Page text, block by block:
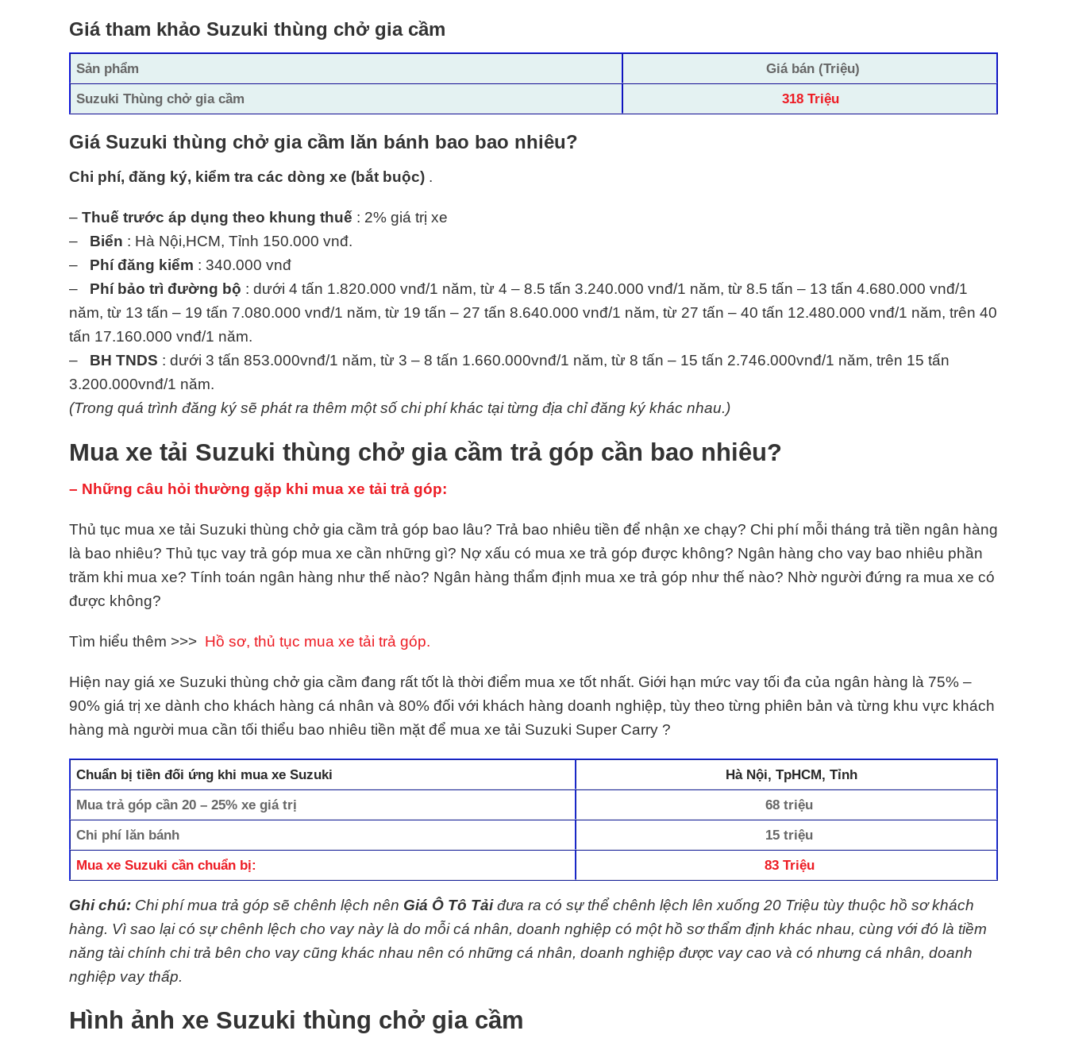
Giá tham khảo Suzuki thùng chở gia cầm
Sản phẩm
Giá bán (Triệu)
Suzuki Thùng chở gia cầm
318 Triệu
Giá Suzuki thùng chở gia cầm lăn bánh bao bao nhiêu?
Chi phí, đăng ký, kiểm tra các dòng xe (bắt buộc) .
– Thuế trước áp dụng theo khung thuế : 2% giá trị xe
– Biển : Hà Nội,HCM, Tỉnh 150.000 vnđ.
– Phí đăng kiểm : 340.000 vnđ
– Phí bảo trì đường bộ : dưới 4 tấn 1.820.000 vnđ/1 năm, từ 4 – 8.5 tấn 3.240.000 vnđ/1 năm, từ 8.5 tấn – 13 tấn 4.680.000 vnđ/1
năm, từ 13 tấn – 19 tấn 7.080.000 vnđ/1 năm, từ 19 tấn – 27 tấn 8.640.000 vnđ/1 năm, từ 27 tấn – 40 tấn 12.480.000 vnđ/1 năm, trên 40
tấn 17.160.000 vnđ/1 năm.
– BH TNDS : dưới 3 tấn 853.000vnđ/1 năm, từ 3 – 8 tấn 1.660.000vnđ/1 năm, từ 8 tấn – 15 tấn 2.746.000vnđ/1 năm, trên 15 tấn
3.200.000vnđ/1 năm.
(Trong quá trình đăng ký sẽ phát ra thêm một số chi phí khác tại từng địa chỉ đăng ký khác nhau.)
Mua xe tải Suzuki thùng chở gia cầm trả góp cần bao nhiêu?
– Những câu hỏi thường gặp khi mua xe tải trả góp:
Thủ tục mua xe tải Suzuki thùng chở gia cầm trả góp bao lâu? Trả bao nhiêu tiền để nhận xe chạy? Chi phí mỗi tháng trả tiền ngân hàng
là bao nhiêu? Thủ tục vay trả góp mua xe cần những gì? Nợ xấu có mua xe trả góp được không? Ngân hàng cho vay bao nhiêu phần
trăm khi mua xe? Tính toán ngân hàng như thế nào? Ngân hàng thẩm định mua xe trả góp như thế nào? Nhờ người đứng ra mua xe có
được không?
Tìm hiểu thêm >>> Hồ sơ, thủ tục mua xe tải trả góp.
Hiện nay giá xe Suzuki thùng chở gia cầm đang rất tốt là thời điểm mua xe tốt nhất. Giới hạn mức vay tối đa của ngân hàng là 75% –
90% giá trị xe dành cho khách hàng cá nhân và 80% đối với khách hàng doanh nghiệp, tùy theo từng phiên bản và từng khu vực khách
hàng mà người mua cần tối thiểu bao nhiêu tiền mặt để mua xe tải Suzuki Super Carry ?
Chuẩn bị tiền đối ứng khi mua xe Suzuki
Hà Nội, TpHCM, Tỉnh
Mua trả góp cần 20 – 25% xe giá trị
68 triệu
Chi phí lăn bánh
15 triệu
Mua xe Suzuki cần chuẩn bị:
83 Triệu
Ghi chú: Chi phí mua trả góp sẽ chênh lệch nên Giá Ô Tô Tảiđưa ra có sự thể chênh lệch lên xuống 20 Triệu tùy thuộc hồ sơ khách
hàng. Vì sao lại có sự chênh lệch cho vay này là do mỗi cá nhân, doanh nghiệp có một hồ sơ thẩm định khác nhau, cùng với đó là tiềm
năng tài chính chi trả bên cho vay cũng khác nhau nên có những cá nhân, doanh nghiệp được vay cao và có nhưng cá nhân, doanh
nghiệp vay thấp.
Hình ảnh xe Suzuki thùng chở gia cầm